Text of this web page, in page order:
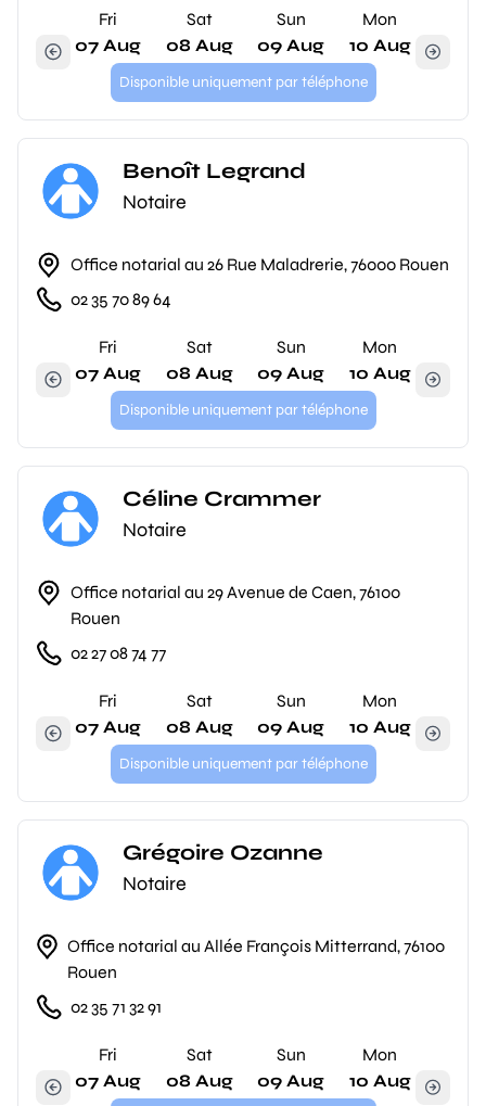
Fri
07 Aug
Sat
08 Aug
Sun
09 Aug
Mon
10 Aug
Disponible uniquement par téléphone
Benoît Legrand
Notaire
Office notarial au 26 Rue Maladrerie, 76000 Rouen
02 35 70 89 64
Fri
07 Aug
Sat
08 Aug
Sun
09 Aug
Mon
10 Aug
Disponible uniquement par téléphone
Céline Crammer
Notaire
Office notarial au 29 Avenue de Caen, 76100
Rouen
02 27 08 74 77
Fri
07 Aug
Sat
08 Aug
Sun
09 Aug
Mon
10 Aug
Disponible uniquement par téléphone
Grégoire Ozanne
Notaire
Office notarial au Allée François Mitterrand, 76100
Rouen
02 35 71 32 91
Fri
07 Aug
Sat
08 Aug
Sun
09 Aug
Mon
10 Aug